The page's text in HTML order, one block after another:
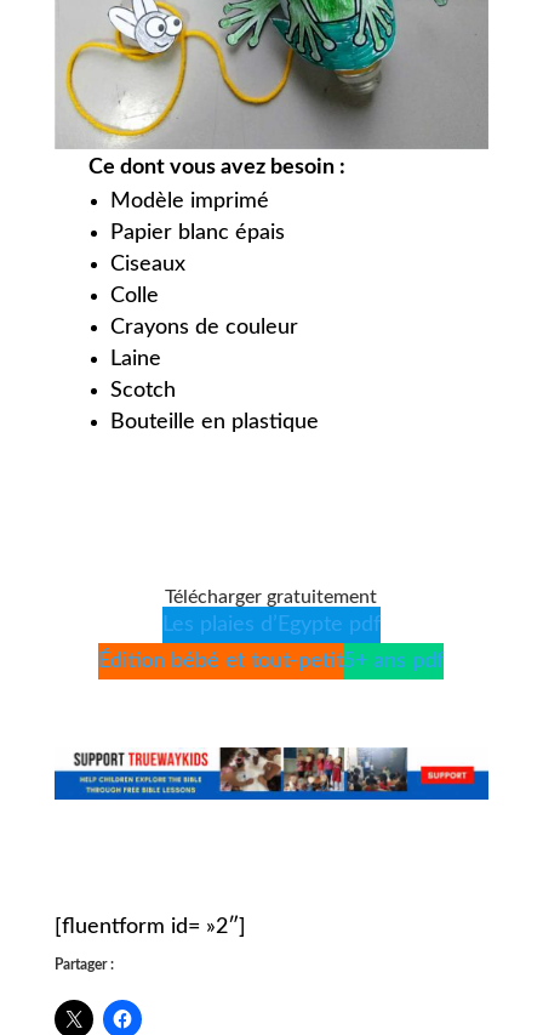
Ce dont vous avez besoin :
Modèle imprimé
Papier blanc épais
Ciseaux
Colle
Crayons de couleur
Laine
Scotch
Bouteille en plastique
Télécharger gratuitement
Les plaies d’Egypte pdf
Édition bébé et tout-petit5+ ans pdf
[fluentform id= »2″]
Partager :